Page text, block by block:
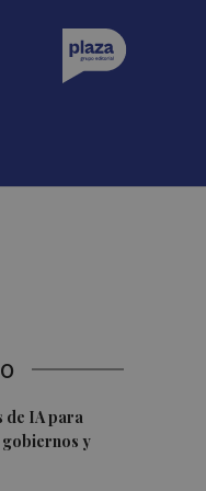
de IA para
y